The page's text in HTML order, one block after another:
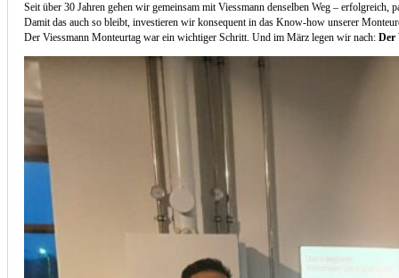
Seit über 30 Jahren gehen wir gemeinsam mit Viessmann denselben Weg – erfolgreich,
Damit das auch so bleibt, investieren wir konsequent in das Know-how unserer
Der Viessmann Monteurtag war ein wichtiger Schritt. Und im März legen wir nach:Der